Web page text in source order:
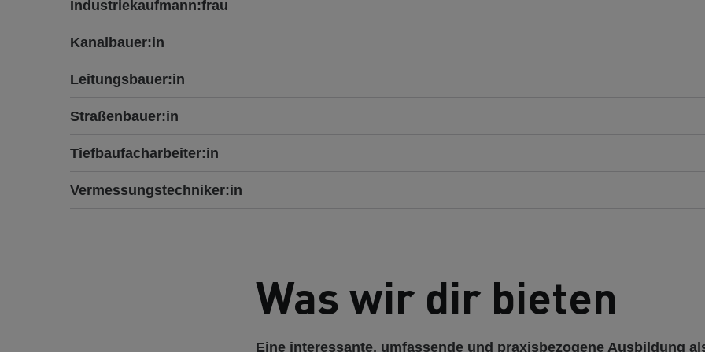
Industriekaufmann:frau
Kanalbauer:in
Leitungsbauer:in
Straßenbauer:in
Tiefbaufacharbeiter:in
Vermessungstechniker:in
Was wir dir bieten
Eine interessante, umfassende und praxisbezogene Ausbildung